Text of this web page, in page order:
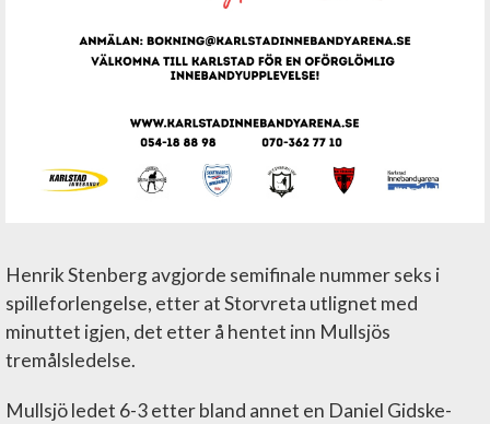
Henrik Stenberg avgjorde semifinale nummer seks i
spilleforlengelse, etter at Storvreta utlignet med
minuttet igjen, det etter å hentet inn Mullsjös
tremålsledelse.
Mullsjö ledet 6-3 etter bland annet en Daniel Gidske-